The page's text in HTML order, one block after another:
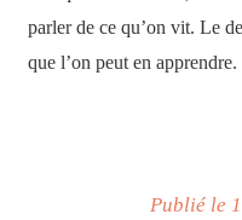
parler de ce qu’on vit. Le
que l’on peut en apprendre.
Publié le